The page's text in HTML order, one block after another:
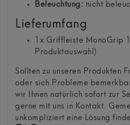
Beleuchtung: nicht
Lieferumfang
1x Griffleiste MonoGrip
Produktauswahl)
Sollten zu unseren Produkten
oder sich Probleme
wir Ihnen natürlich sofort zur
gerne mit uns in Kontakt.
unkompliziert eine Lösung